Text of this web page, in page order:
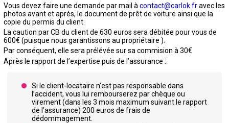
Vous devez faire une demande par mail à contact@carlok.fravec les
photos avant et après, le document de prêt de voiture ainsi que la
copie du permis du client.
La caution par CB du client de 630 euros sera débitée pour vous de
600€ (puisque nous garantissons au propriétaire ).
Par conséquent, elle sera prélévée sur sa commision à 30€
Après le rapport de l’expertise puis de l’assurance :
Si le client-locataire n’est pas responsable dans
l’accident, vous lui rembourserez par chèque ou
virement (dans les 3 mois maximum suivant le rapport
de l’assurance) 200 euros de frais de
dédommagement.